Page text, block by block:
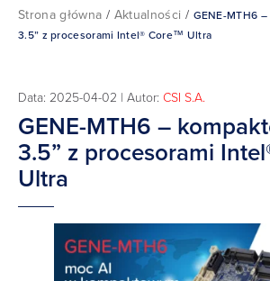
Strona główna / Aktualności / GENE-MTH6
3.5” z procesorami Intel® Core™ Ultra
Data: 2025-04-02 | Autor: CSI S.A.
GENE-MTH6 –
3.5” z procesorami
Ultra